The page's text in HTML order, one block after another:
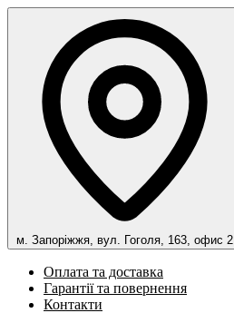
м. Запоріжжя, вул. Гоголя, 163, офис 2
Оплата та доставка
Гарантії та повернення
Контакти